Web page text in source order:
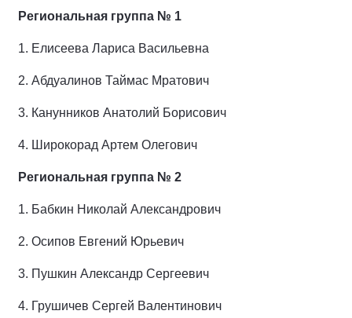
Региональная группа № 1
1. Елисеева Лариса Васильевна
2. Абдуалинов Таймас Мратович
3. Канунников Анатолий Борисович
4. Широкорад Артем Олегович
Региональная группа № 2
1. Бабкин Николай Александрович
2. Осипов Евгений Юрьевич
3. Пушкин Александр Сергеевич
4. Грушичев Сергей Валентинович